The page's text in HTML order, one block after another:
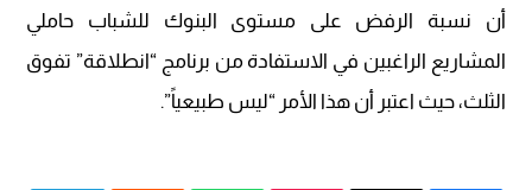
أن نسبة الرفض على مستوى البنوك للشباب حاملي
المشاريع الراغبين في الاستفادة من برنامج “انطلاقة” تفوق
الثلث، حيث اعتبر أن هذا الأمر “ليس طبيعياً”.